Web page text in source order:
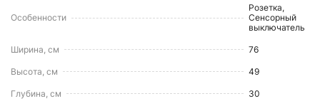
Особенности
Розетка,
Сенсорный
выключатель
Ширина, см 76
Высота, см 49
Глубина, см 30